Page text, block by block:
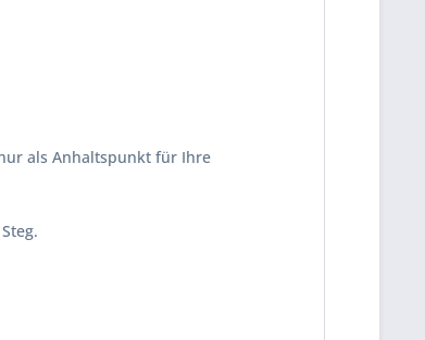
als Anhaltspunkt für Ihre